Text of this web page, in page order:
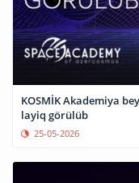
KOSMİK Akademiya
layiq görülüb
25-05-2026